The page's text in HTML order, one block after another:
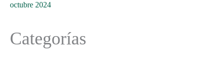
octubre 2024
Categorías